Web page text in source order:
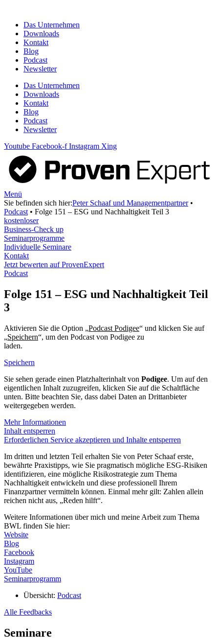
springenDas Unternehmen
Downloads
Kontakt
Blog
Podcast
Newsletter
Das Unternehmen
Downloads
Kontakt
Blog
Podcast
Newsletter
Youtube Facebook-f Instagram Xing
Menü
Sie befinden sich hier:Peter Schaaf und Managementpartner•
Podcast • Folge 151 – ESG und Nachhaltigkeit Teil 3
kostenloser
Business-Check up
Seminarprogramme
Individuelle Seminare
Kontakt
Jetzt bewerten auf ProvenExpert
Podcast
Folge 151 – ESG und Nachhaltigkeit Teil
3
Aktivieren Sie die Option „Podcast Podigee“ und klicken Sie auf
„Speichern“, um den Podcast von Podigee zu
laden.
Speichern
Sie sehen gerade einen Platzhalterinhalt von Podigee. Um auf den
eigentlichen Inhalt zuzugreifen, klicken Sie auf die Schaltfläche
unten. Bitte beachten Sie, dass dabei Daten an Drittanbieter
weitergegeben werden.
Mehr Informationen
Inhalt entsperren
Erforderlichen Service akzeptieren und Inhalte entsperren
Im dritten und letzten Teil erhalten Sie von Peter Schaaf erste,
bewährte Praxistipps, wie Sie pragmatisch mögliche ESG-Risiken
identifizieren, eine mögliche Risikostrategie zum Thema
Nachhaltigkeit entwickeln und diese professionell Ihrem
Finanzpartner vermitteln können. Einmal mehr gilt: Zahlen allein
reichen nicht aus, „Reden hilft“.
Weitere Informationen über mich und meine Arbeit zum Thema
BWL finden Sie hier:
Website
Blog
Facebook
Instagram
YouTube
Seminarprogramm
Übersicht: Podcast
Alle Feedbacks
Seminare